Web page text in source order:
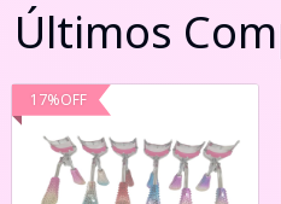
Últimos
17%OFF